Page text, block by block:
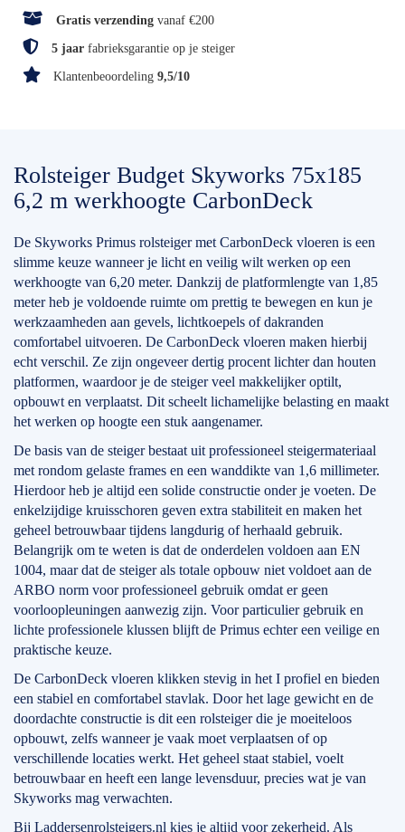
Gratis verzending vanaf €200
5 jaar fabrieksgarantie op je steiger
Klantenbeoordeling 9,5/10
Rolsteiger Budget Skyworks 75x185
6,2 m werkhoogte CarbonDeck
De Skyworks Primus rolsteiger met CarbonDeck vloeren is een
slimme keuze wanneer je licht en veilig wilt werken op een
werkhoogte van 6,20 meter. Dankzij de platformlengte van 1,85
meter heb je voldoende ruimte om prettig te bewegen en kun je
werkzaamheden aan gevels, lichtkoepels of dakranden
comfortabel uitvoeren. De CarbonDeck vloeren maken hierbij
echt verschil. Ze zijn ongeveer dertig procent lichter dan houten
platformen, waardoor je de steiger veel makkelijker optilt,
opbouwt en verplaatst. Dit scheelt lichamelijke belasting en maakt
het werken op hoogte een stuk aangenamer.
De basis van de steiger bestaat uit professioneel steigermateriaal
met rondom gelaste frames en een wanddikte van 1,6 millimeter.
Hierdoor heb je altijd een solide constructie onder je voeten. De
enkelzijdige kruisschoren geven extra stabiliteit en maken het
geheel betrouwbaar tijdens langdurig of herhaald gebruik.
Belangrijk om te weten is dat de onderdelen voldoen aan EN
1004, maar dat de steiger als totale opbouw niet voldoet aan de
ARBO norm voor professioneel gebruik omdat er geen
voorloopleuningen aanwezig zijn. Voor particulier gebruik en
lichte professionele klussen blijft de Primus echter een veilige en
praktische keuze.
De CarbonDeck vloeren klikken stevig in het I profiel en bieden
een stabiel en comfortabel stavlak. Door het lage gewicht en de
doordachte constructie is dit een rolsteiger die je moeiteloos
opbouwt, zelfs wanneer je vaak moet verplaatsen of op
verschillende locaties werkt. Het geheel staat stabiel, voelt
betrouwbaar en heeft een lange levensduur, precies wat je van
Skyworks mag verwachten.
Bij Laddersenrolsteigers.nl kies je altijd voor zekerheid. Als